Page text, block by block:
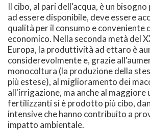
Il cibo, al pari dell'acqua, è un
ad essere disponibile, deve essere
qualità per il consumo e conveniente
economico. Nella seconda metà del
Europa, la produttività ad ettaro è
considerevolmente e, grazie
monocoltura (la produzione della
più estese), al miglioramento dei
all'irrigazione, ma anche al maggiore
fertilizzanti si è prodotto più cibo,
intensive che hanno contribuito a
impatto ambientale.